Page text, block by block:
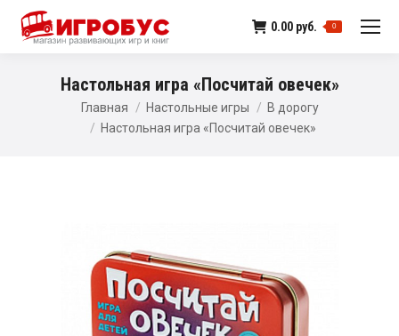
0.00 руб. 0
Настольная игра «Посчитай овечек»
Главная Настольные игры
В дорогу
Настольная игра «Посчитай овечек»